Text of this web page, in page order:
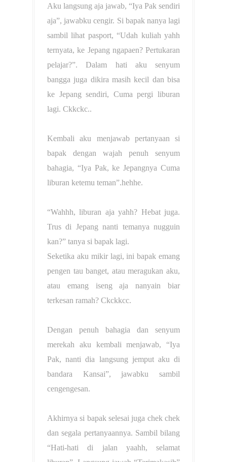
Aku langsung aja jawab, “Iya Pak sendiri
aja”, jawabku cengir. Si bapak nanya lagi
sambil lihat pasport, “Udah kuliah yahh
ternyata, ke Jepang ngapaen? Pertukaran
pelajar?”. Dalam hati aku senyum
bangga juga dikira masih kecil dan bisa
ke Jepang sendiri, Cuma pergi liburan
lagi. Ckkckc..
Kembali aku menjawab pertanyaan si
bapak dengan wajah penuh senyum
bahagia, “Iya Pak, ke Jepangnya Cuma
liburan ketemu teman”.hehhe.
“Wahhh, liburan aja yahh? Hebat juga.
Trus di Jepang nanti temanya nugguin
kan?” tanya si bapak lagi.
Seketika aku mikir lagi, ini bapak emang
pengen tau banget, atau meragukan aku,
atau emang iseng aja nanyain biar
terkesan ramah? Ckckkcc.
Dengan penuh bahagia dan senyum
merekah aku kembali menjawab, “Iya
Pak, nanti dia langsung jemput aku di
bandara Kansai”, jawabku sambil
cengengesan.
Akhirnya si bapak selesai juga chek chek
dan segala pertanyaannya. Sambil bilang
“Hati-hati di jalan yaahh, selamat